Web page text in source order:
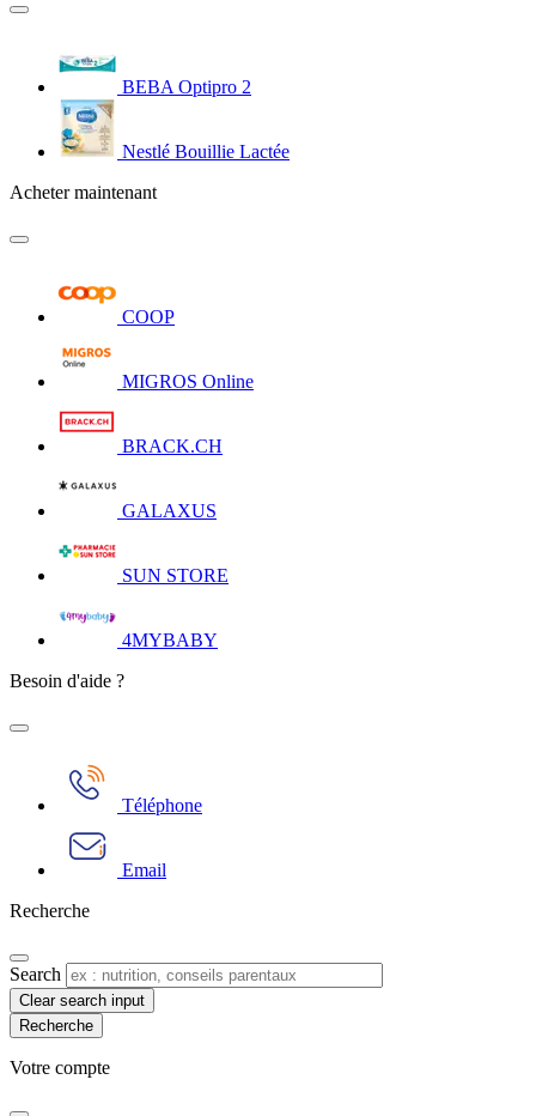
BEBA Optipro 2
Nestlé Bouillie Lactée
Acheter maintenant
COOP
MIGROS Online
BRACK.CH
GALAXUS
SUN STORE
4MYBABY
Besoin d'aide ?
Téléphone
Email
Recherche
Search
Clear search input
Votre compte​